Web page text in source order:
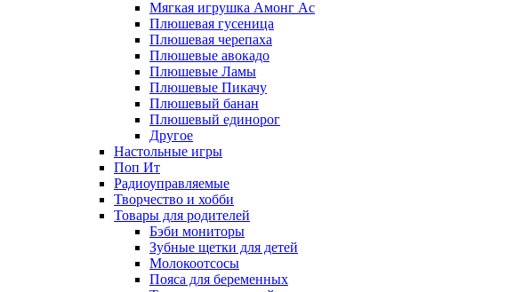
Мягкая игрушка Амонг Ас
Плюшевая гусеница
Плюшевая черепаха
Плюшевые авокадо
Плюшевые Ламы
Плюшевые Пикачу
Плюшевый банан
Плюшевый единорог
Другое
Настольные игры
Поп Ит
Радиоуправляемые
Творчество и хобби
Товары для родителей
Бэби мониторы
Зубные щетки для детей
Молокоотсосы
Пояса для беременных